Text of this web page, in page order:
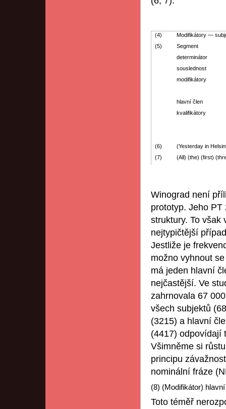
(4)
Modifikátory —
(5)
Segment
determinátor
souslednost
modifikátory
hlavní člen
kvalifikátory
(6)
(Yesterday in
(7)
(All) (the) (first)
Winograd není
prototyp. Jeho
struktury. To však
nejtypičtější
Jestliže je
možno vyhnout
má jeden hlavní
nejčastější. Ve
zahrnovala 67
všech subjektů
(3215) a hlavní
(4417) odpovídají
Všimněme si
principu
nominální fráze
(8) (Modifikátor)
Toto téměř